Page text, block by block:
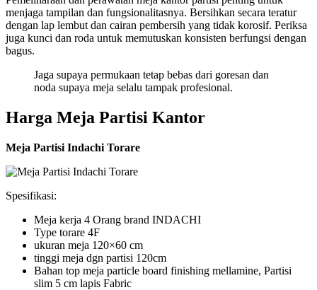
menjaga tampilan dan fungsionalitasnya. Bersihkan secara teratur
dengan lap lembut dan cairan pembersih yang tidak korosif. Periksa
juga kunci dan roda untuk memutuskan konsisten berfungsi dengan
bagus.
Jaga supaya permukaan tetap bebas dari goresan dan
noda supaya meja selalu tampak profesional.
Harga Meja Partisi Kantor
Meja Partisi Indachi Torare
Spesifikasi:
Meja kerja 4 Orang brand INDACHI
Type torare 4F
ukuran meja 120×60 cm
tinggi meja dgn partisi 120cm
Bahan top meja particle board finishing mellamine, Partisi
slim 5 cm lapis Fabric